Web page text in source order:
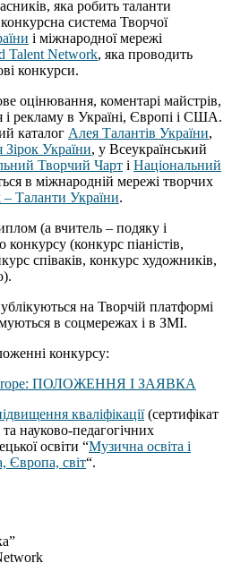
яка робить таланти
система Творчої
і міжнародної мережі
Talent Network, яка проводить
конкурси.
оцінювання, коментарі майстрів,
рекламу в Україні, Європі і США.
каталог Алея Талантів України,
Зірок України, у Всеукраїнський
Творчий Чарт і Національний
в міжнародній мережі творчих
Таланти України.
(а вчитель – подяку і
конкурсу (конкурс піаністів,
співаків, конкурс художників,
на Творчій платформі
в соцмережах і в ЗМІ.
конкурсу:
ПОЛОЖЕННЯ І ЗАЯВКА
кваліфікації(сертифікат
науково-педагогічних
освіти “Музична освіта і
Європа, світ“.